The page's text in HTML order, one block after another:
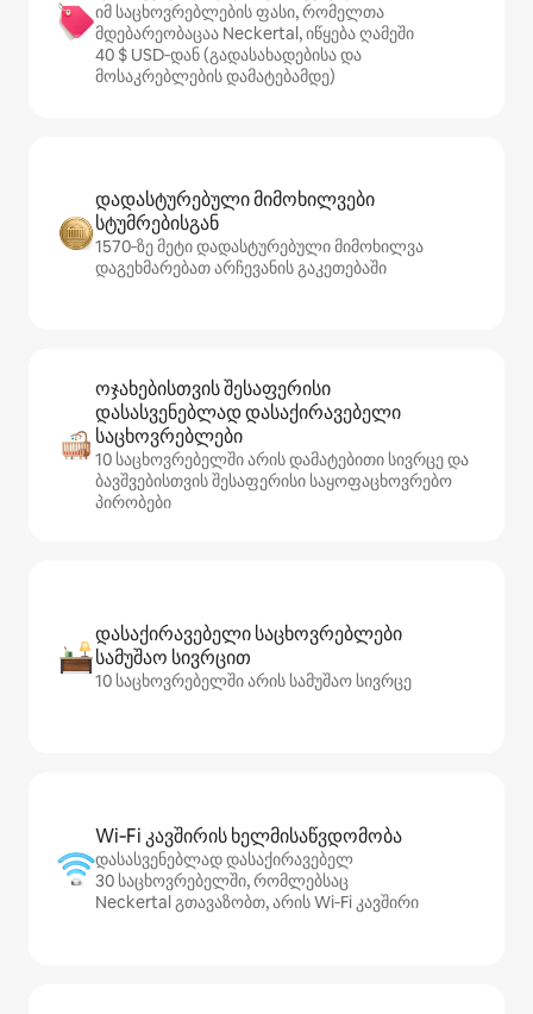
იმ საცხოვრებლების ფასი, რომელთა
მდებარეობაცაა Neckertal, იწყება ღამეში
40 $ USD‑დან (გადასახადებისა და
მოსაკრებლების დამატებამდე)
დადასტურებული მიმოხილვები
სტუმრებისგან
1570‑ზე მეტი დადასტურებული მიმოხილვა
დაგეხმარებათ არჩევანის გაკეთებაში
ოჯახებისთვის შესაფერისი
დასასვენებლად დასაქირავებელი
საცხოვრებლები
10 საცხოვრებელში არის დამატებითი სივრცე და
ბავშვებისთვის შესაფერისი საყოფაცხოვრებო
პირობები
დასაქირავებელი საცხოვრებლები
სამუშაო სივრცით
10 საცხოვრებელში არის სამუშაო სივრცე
Wi‑Fi კავშირის ხელმისაწვდომობა
დასასვენებლად დასაქირავებელ
30 საცხოვრებელში, რომლებსაც
Neckertal გთავაზობთ, არის Wi‑Fi კავშირი